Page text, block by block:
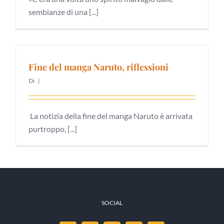
sembianze di una [...]
Fine del manga Naruto, riflessioni
Di |
La notizia della fine del manga Naruto è arrivata
purtroppo, [...]
SOCIAL